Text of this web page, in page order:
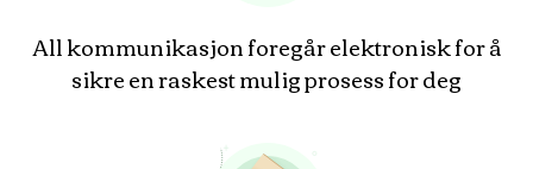
All kommunikasjon foregår elektronisk for å
sikre en raskest mulig prosess for deg